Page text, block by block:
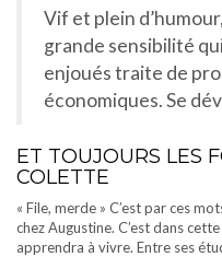
Vif et plein
grande sensibilité
enjoués traite de
économiques. Se
ET TOUJOURS LES
COLETTE
« File, merde » C’est par ces
chez Augustine. C’est dans
apprendra à vivre. Entre ses